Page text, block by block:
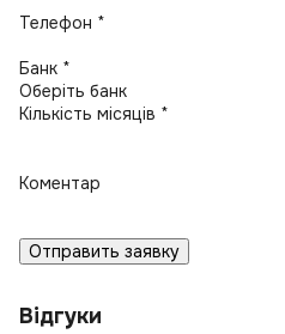
Телефон *
Банк *
Кількість місяців *
Коментар
Отправить заявку
Відгуки